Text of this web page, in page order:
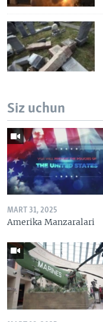
Siz uchun
MART 31, 2025
Amerika Manzaralari